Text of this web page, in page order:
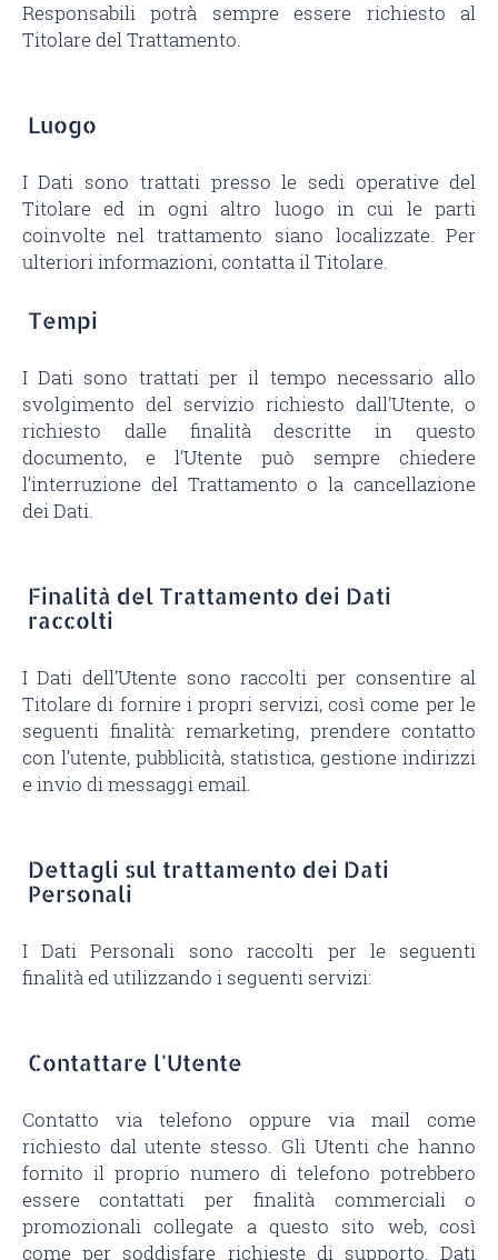
Responsabili potrà sempre essere richiesto al
Titolare del Trattamento.
Luogo
I Dati sono trattati presso le sedi operative del
Titolare ed in ogni altro luogo in cui le parti
coinvolte nel trattamento siano localizzate. Per
ulteriori informazioni, contatta il Titolare.
Tempi
I Dati sono trattati per il tempo necessario allo
svolgimento del servizio richiesto dall’Utente, o
richiesto dalle finalità descritte in questo
documento, e l’Utente può sempre chiedere
l’interruzione del Trattamento o la cancellazione
dei Dati.
Finalità del Trattamento dei Dati
raccolti
I Dati dell’Utente sono raccolti per consentire al
Titolare di fornire i propri servizi, così come per le
seguenti finalità: remarketing, prendere contatto
con l’utente, pubblicità, statistica, gestione indirizzi
e invio di messaggi email.
Dettagli sul trattamento dei Dati
Personali
I Dati Personali sono raccolti per le seguenti
finalità ed utilizzando i seguenti servizi:
Contattare l'Utente
Contatto via telefono oppure via mail come
richiesto dal utente stesso. Gli Utenti che hanno
fornito il proprio numero di telefono potrebbero
essere contattati per finalità commerciali o
promozionali collegate a questo sito web, così
come per soddisfare richieste di supporto. Dati